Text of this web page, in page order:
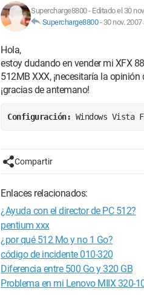
Supercharge8800- Editado el 30
Supercharge8800- 30 nov.
Hola,
estoy dudando en vender mi XFX
512MB XXX, ¡necesitaría la opinión
¡gracias de antemano!
Configuración: Windows Vista
Compartir
Enlaces relacionados:
¿Ayuda con el director de PC 512?
pentium xxx
¿por qué 512 Mo y no 1 Go?
código de incidente 010-320
Diferencia entre 500 Go y 320 GB
Problema en mi Lenovo MIIX 320-